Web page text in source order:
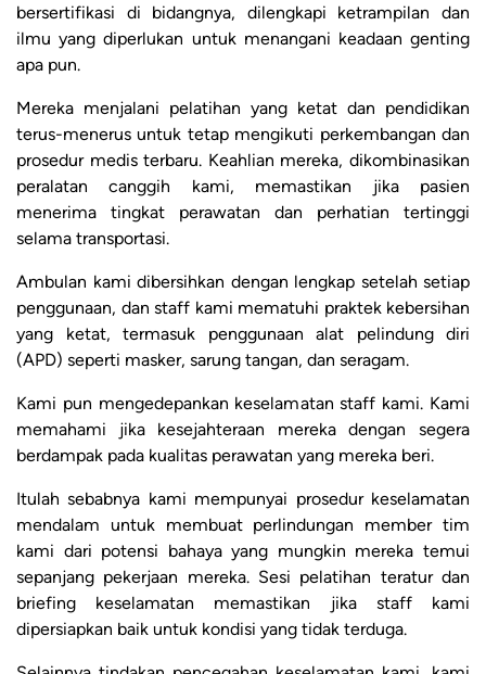
bersertifikasi di bidangnya, dilengkapi ketrampilan dan
ilmu yang diperlukan untuk menangani keadaan genting
apa pun.
Mereka menjalani pelatihan yang ketat dan pendidikan
terus-menerus untuk tetap mengikuti perkembangan dan
prosedur medis terbaru. Keahlian mereka, dikombinasikan
peralatan canggih kami, memastikan jika pasien
menerima tingkat perawatan dan perhatian tertinggi
selama transportasi.
Ambulan kami dibersihkan dengan lengkap setelah setiap
penggunaan, dan staff kami mematuhi praktek kebersihan
yang ketat, termasuk penggunaan alat pelindung diri
(APD) seperti masker, sarung tangan, dan seragam.
Kami pun mengedepankan keselamatan staff kami. Kami
memahami jika kesejahteraan mereka dengan segera
berdampak pada kualitas perawatan yang mereka beri.
Itulah sebabnya kami mempunyai prosedur keselamatan
mendalam untuk membuat perlindungan member tim
kami dari potensi bahaya yang mungkin mereka temui
sepanjang pekerjaan mereka. Sesi pelatihan teratur dan
briefing keselamatan memastikan jika staff kami
dipersiapkan baik untuk kondisi yang tidak terduga.